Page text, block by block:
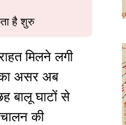
है शुरु
मिलने लगी
का असर अब
बालू घाटों से
की